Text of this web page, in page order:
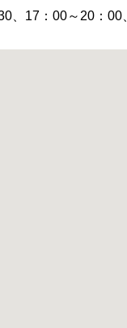
、17：00～20：00